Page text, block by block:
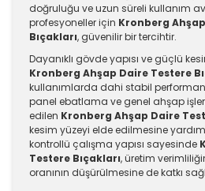
doğruluğu ve uzun süreli kullanım
profesyoneller için Kronberg
Bıçakları, güvenilir bir tercihtir.
Dayanıklı gövde yapısı ve güçlü
Kronberg Ahşap Daire Testere
kullanımlarda dahi stabil
panel ebatlama ve genel ahşap
edilen Kronberg Ahşap Daire
kesim yüzeyi elde edilmesine
kontrollü çalışma yapısı sayesinde
Testere Bıçakları, üretim
oranının düşürülmesine de katkı